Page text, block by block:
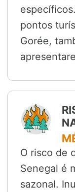
pontos
Gorée,
O risco de
Senegal é
sazonal.